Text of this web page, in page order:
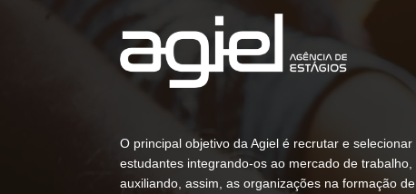
O principal objetivo da Agiel é recrutar e selecionar
estudantes integrando-os ao mercado de trabalho,
auxiliando, assim, as organizações na formação de